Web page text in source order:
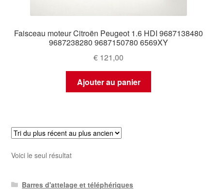
Faisceau moteur Citroën Peugeot 1.6 HDI 9687138480
9687238280 9687150780 6569XY
€ 121,00
Ajouter au panier
Voici le seul résultat
Barres d'attelage et téléphériques